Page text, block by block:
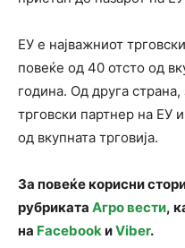
ЕУ е најважниот
повеќе од 40 отсто од
година. Од друга страна,
трговски партнер на ЕУ
од вкупната трговија.
За повеќе корисни
рубриката Агро вести,
на FacebookиViber.